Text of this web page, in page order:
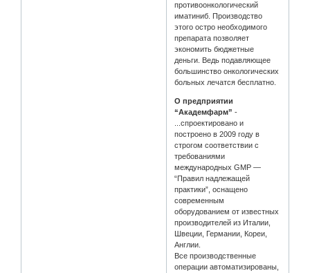
противоонкологический
иматиниб. Производство
этого остро необходимого
препарата позволяет
экономить бюджетные
деньги. Ведь подавляющее
большинство онкологических
больных лечатся бесплатно.
О предприятии
“Академфарм” -
...спроектировано и
построено в 2009 году в
строгом соответствии с
требованиями
международных GMP —
“Правил надлежащей
практики”, оснащено
современным
оборудованием от известных
производителей из Италии,
Швеции, Германии, Кореи,
Англии.
Все производственные
операции автоматизированы,